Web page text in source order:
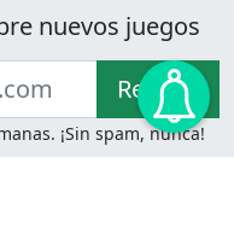
nuevos juegos
Recibir!
¡Sin spam, nunca!